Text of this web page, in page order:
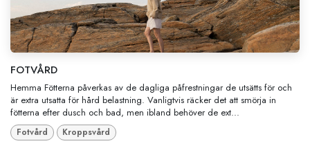
FOTVÅRD
Hemma Fötterna påverkas av de dagliga påfrestningar de utsätts för och
är extra utsatta för hård belastning. Vanligtvis räcker det att smörja in
fötterna efter dusch och bad, men ibland behöver de ext...
Fotvård Kroppsvård